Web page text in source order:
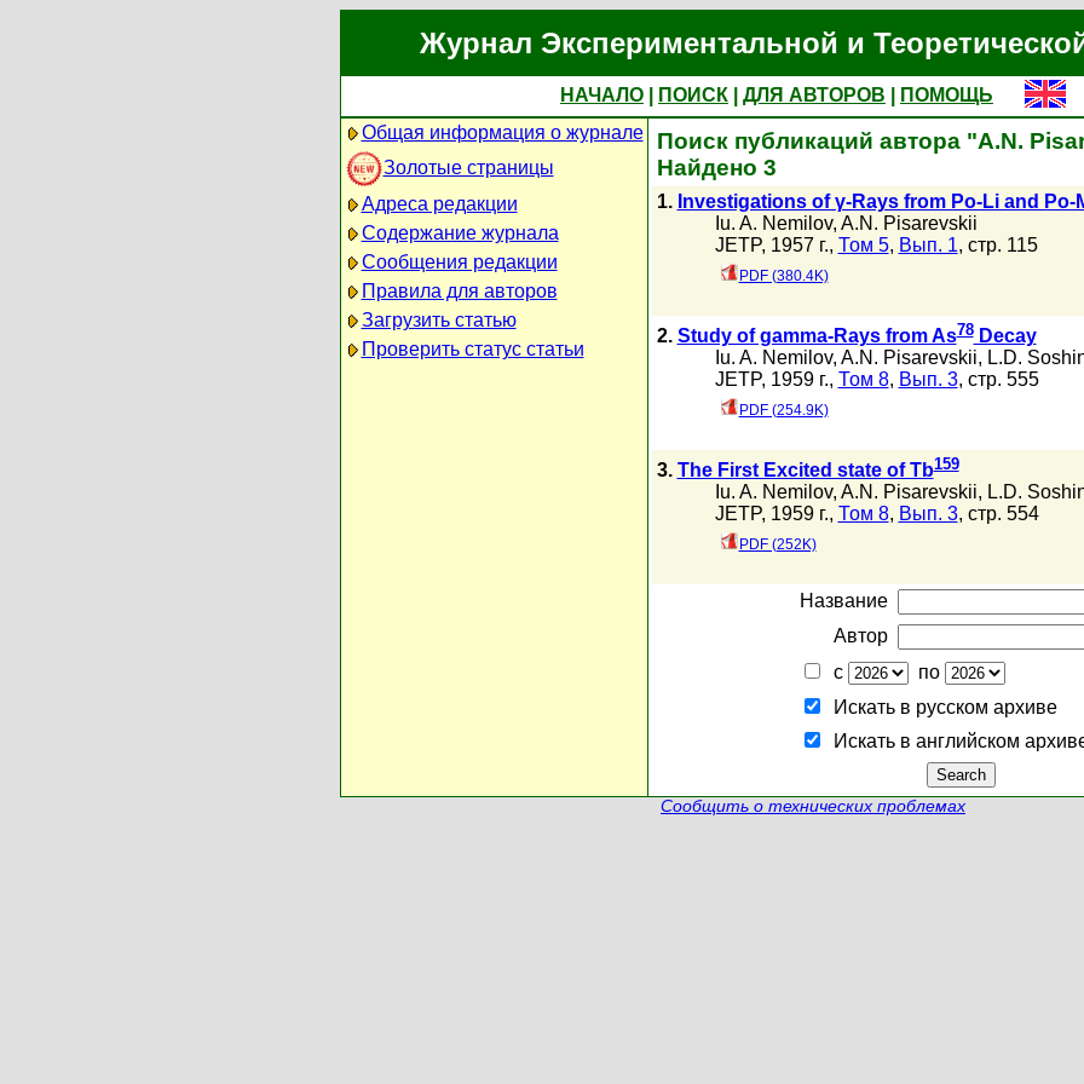
Журнал Экспериментальной и
НАЧАЛО ПОИСК ДЛЯ АВТОРОВ
ПОМОЩЬ
Общая информация о журнале
Золотые страницы
Адреса редакции
Содержание журнала
Сообщения редакции
Правила для авторов
Загрузить статью
Проверить статус статьи
Поиск публикаций автора "A.N.
Найдено 3
1. Investigations of γ-Rays from Po-Li and
Iu. A. Nemilov, A.N. Pisarevskii
JETP, 1957 г., Том 5, Вып. 1, стр. 115
PDF (380.4K)
2. Study of gamma-Rays from As78Decay
Iu. A. Nemilov, A.N. Pisarevskii, L.D.
JETP, 1959 г., Том 8, Вып. 3, стр. 555
PDF (254.9K)
3. The First Excited state of Tb159
Iu. A. Nemilov, A.N. Pisarevskii, L.D.
JETP, 1959 г., Том 8, Вып. 3, стр. 554
PDF (252K)
Название
Автор
с
по
Искать в русском архиве
Искать в английском
Сообщить о технических проблемах